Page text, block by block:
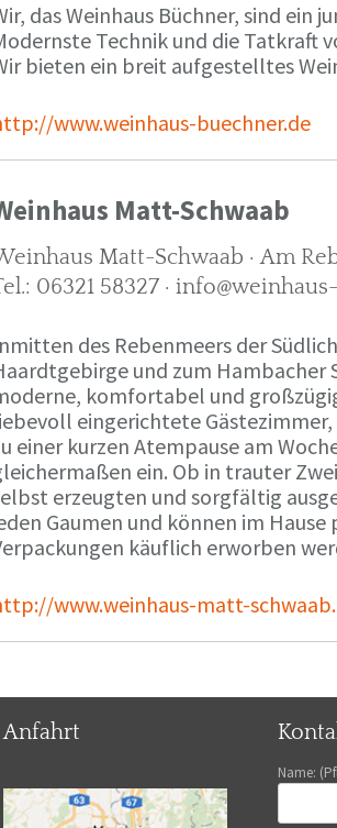
das Weinhaus Büchner, sind ein
Technik und die Tatkraft
bieten ein breit aufgestelltes
www.weinhaus-buechner.de
Matt-Schwaab
Matt-Schwaab · Am
06321 58327 ·
des Rebenmeers der
und zum Hambacher
komfortabel und
eingerichtete
einer kurzen Atempause am
ein. Ob in trauter
erzeugten und sorgfältig
Gaumen und können im
käuflich erworben
www.weinhaus-matt-
Anfahrt
Name: